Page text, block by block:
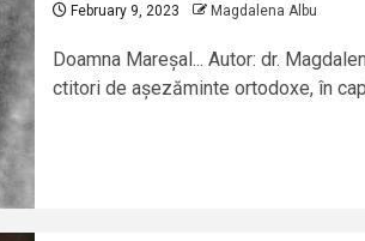
February 9, 2023 Magdalena Albu
Doamna Mareșal... Autor: dr.
ctitori de așezăminte ortodoxe, în